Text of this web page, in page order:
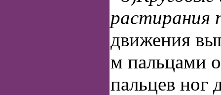
движения
м пальцами
пальцев ног